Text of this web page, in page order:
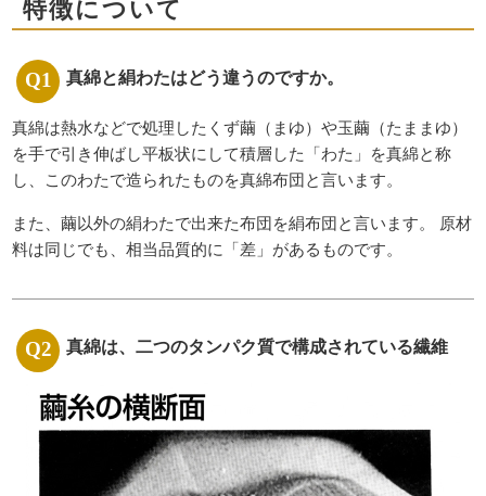
特徴について
真綿と絹わたはどう違うのですか。
真綿は熱水などで処理したくず繭（まゆ）や玉繭（たままゆ）
を手で引き伸ばし平板状にして積層した「わた」を真綿と称
し、このわたで造られたものを真綿布団と言います。
また、繭以外の絹わたで出来た布団を絹布団と言います。 原材
料は同じでも、相当品質的に「差」があるものです。
真綿は、二つのタンパク質で構成されている繊維